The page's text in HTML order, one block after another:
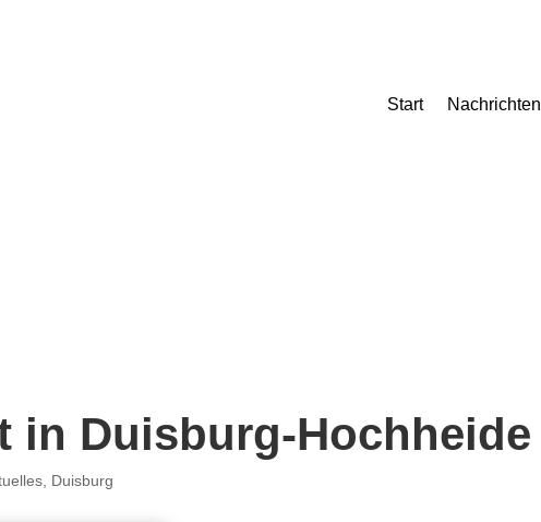
Start Nachrichten
in Duisburg-Hochheide
Duisburg